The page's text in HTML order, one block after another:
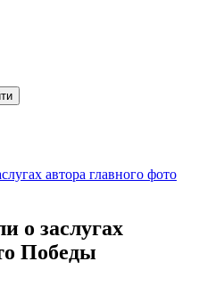
автора главного фото
о заслугах
Победы